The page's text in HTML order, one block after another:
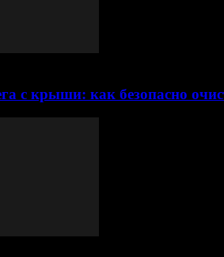
с крыши: как безопасно